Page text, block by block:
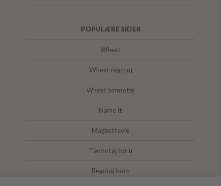
POPULÆRE SIDER
Wheat
Wheat regntøj
Wheat termotøj
Name It
Magnettavle
Termotøj børn
Regntøj børn